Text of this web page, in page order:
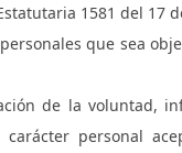
1581 del 17
que sea
de la voluntad,
personal